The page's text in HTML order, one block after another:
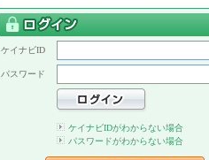
ケイナビID
パスワード
ケイナビIDがわからない場合
パスワードがわからない場合